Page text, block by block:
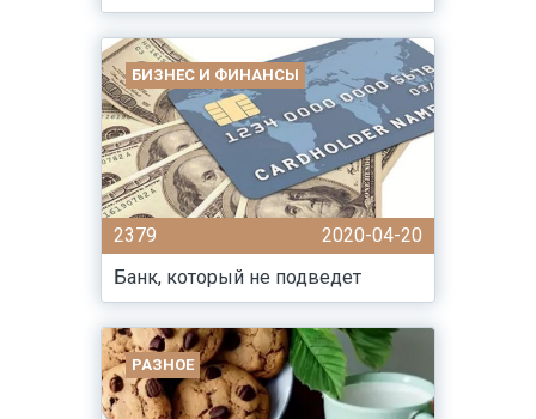
БИЗНЕС И ФИНАНСЫ
2379
2020-04-20
Банк, который не подведет
РАЗНОЕ